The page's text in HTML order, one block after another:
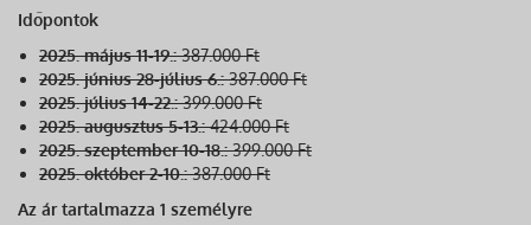
Időpontok
2025. május 11-19.:387.000 Ft
2025. június 28-július 6.:387.000 Ft
2025. július 14-22.:399.000 Ft
2025. augusztus 5-13.:424.000 Ft
2025. szeptember 10-18.:399.000 Ft
2025. október 2-10.:387.000 Ft
Az ár tartalmazza 1 személyre